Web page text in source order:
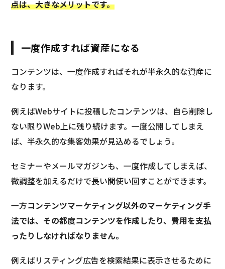
点は、大きなメリットです。
一度作成すれば資産になる
コンテンツは、一度作成すればそれが半永久的な資産に
なります。
例えばWebサイトに投稿したコンテンツは、自ら削除し
ない限りWeb上に残り続けます。一度公開してしまえ
ば、半永久的な集客効果が見込めるでしょう。
セミナーやメールマガジンも、一度作成してしまえば、
微調整を加えるだけで長い間使い回すことができます。
一方コンテンツマーケティング以外のマーケティング手
法では、その都度コンテンツを作成したり、費用を支払
ったりしなければなりません。
例えばリスティング広告を検索結果に表示させるために